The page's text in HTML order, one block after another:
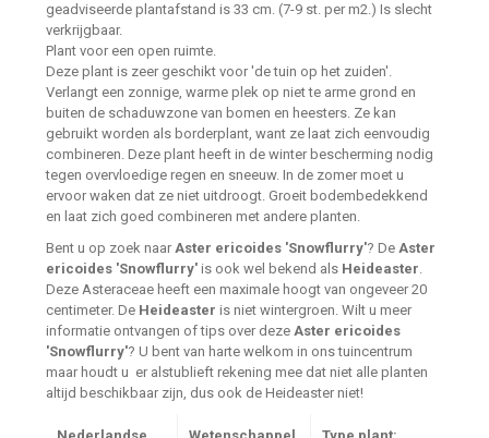
geadviseerde plantafstand is 33 cm. (7-9 st. per m2.) Is slecht
verkrijgbaar.
Plant voor een open ruimte.
Deze plant is zeer geschikt voor 'de tuin op het zuiden'.
Verlangt een zonnige, warme plek op niet te arme grond en
buiten de schaduwzone van bomen en heesters. Ze kan
gebruikt worden als borderplant, want ze laat zich eenvoudig
combineren. Deze plant heeft in de winter bescherming nodig
tegen overvloedige regen en sneeuw. In de zomer moet u
ervoor waken dat ze niet uitdroogt. Groeit bodembedekkend
en laat zich goed combineren met andere planten.
Bent u op zoek naar Aster ericoides 'Snowflurry'? De Aster
ericoides 'Snowflurry' is ook wel bekend als Heideaster.
Deze Asteraceae heeft een maximale hoogt van ongeveer 20
centimeter. De Heideaster is niet wintergroen. Wilt u meer
informatie ontvangen of tips over deze Aster ericoides
'Snowflurry'? U bent van harte welkom in ons tuincentrum
maar houdt u er alstublieft rekening mee dat niet alle planten
altijd beschikbaar zijn, dus ook de Heideaster niet!